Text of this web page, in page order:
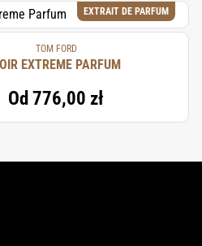
EXTRAIT DE PARFUM
TOM FORD
EXTREME PARFUM
Od 776,00 zł